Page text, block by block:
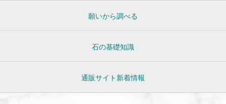
願いから調べる
石の基礎知識
通販サイト新着情報